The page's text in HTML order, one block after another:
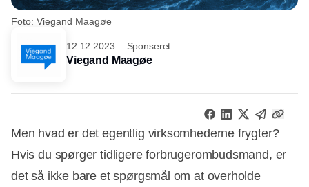
Foto: Viegand Maagøe
12.12.2023 Sponseret
Viegand Maagøe
Men hvad er det egentlig virksomhederne frygter?
Hvis du spørger tidligere forbrugerombudsmand, er
det så ikke bare et spørgsmål om at overholde